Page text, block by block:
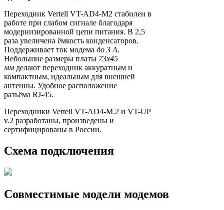
Переходник Vertell VT-AD4-M2 стабилен в
работе при слабом сигнале благодаря
модернизированной цепи питания. В 2,5
раза увеличена ёмкость конденсаторов.
Поддерживает ток модема до 3 А.
Небольшие размеры платы 73х45
мм делают переходник аккуратным и
компактным, идеальным для внешней
антенны. Удобное расположение
разъёма RJ-45.
Переходники Vertell VT-AD4-M.2 и VT-UP
v.2 разработаны, произведены и
сертифицированы в России.
Схема подключения
Совместимые модели модемов